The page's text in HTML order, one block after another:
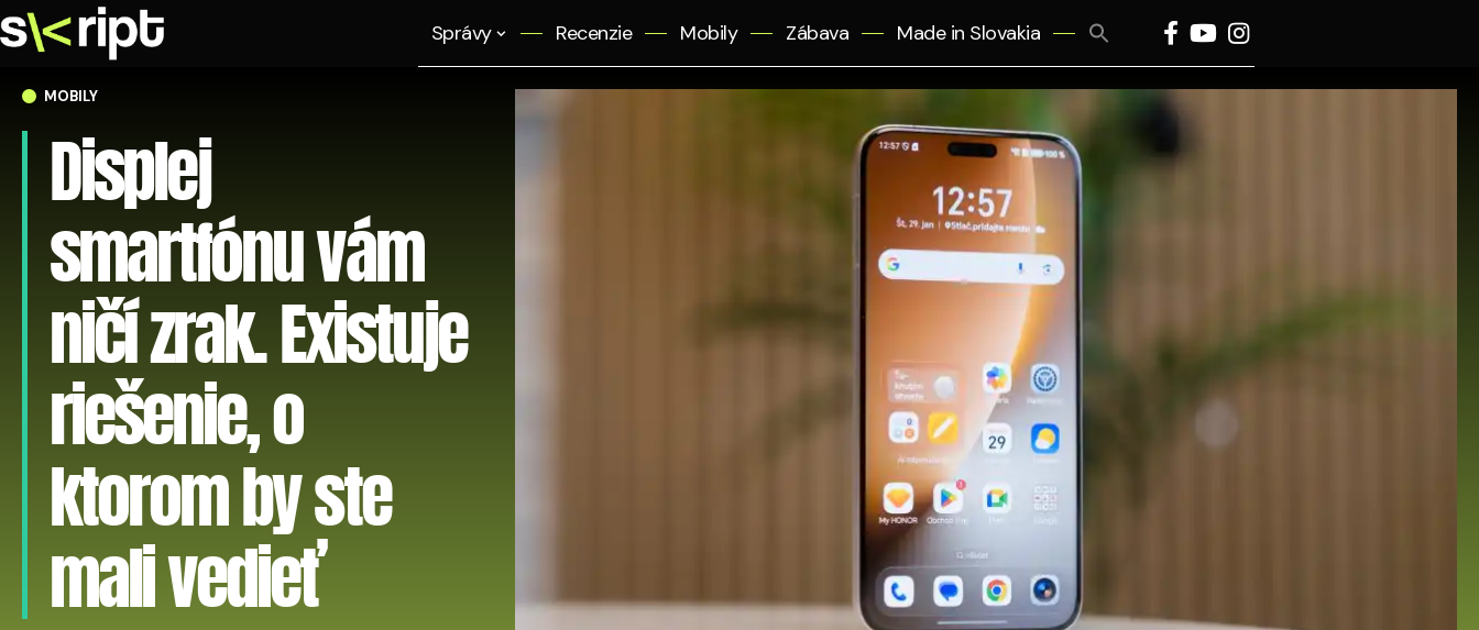
Správy Recenzie Mobily Zábava Made in Slovakia
Search
MOBILY
Displej
smartfónu vám
ničí zrak. Existuje
riešenie, o
ktorom by ste
mali vedieť